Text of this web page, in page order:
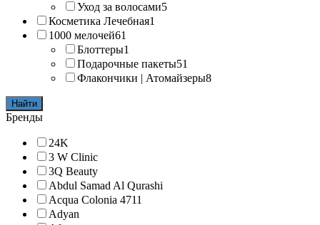
Уход за волосами5
Косметика Лечебная1
1000 мелочей61
Блоттеры1
Подарочные пакеты51
Флакончики | Атомайзеры8
Найти
Бренды
24K
3 W Clinic
3Q Beauty
Abdul Samad Al Qurashi
Acqua Colonia 4711
Adyan